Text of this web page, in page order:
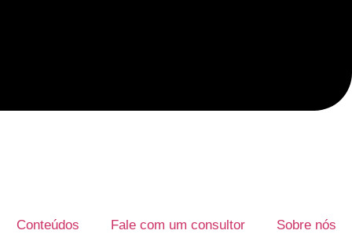
Conteúdos Fale com um consultor Sobre nós